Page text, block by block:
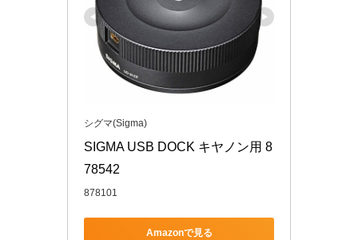
シグマ(Sigma)
SIGMA USB DOCK キヤノン用 8
78542
878101
Amazonで見る